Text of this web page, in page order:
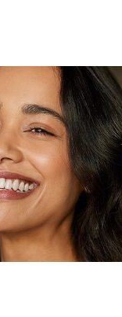
in der
Ihres Lächelns
Zahnarzt Ihre